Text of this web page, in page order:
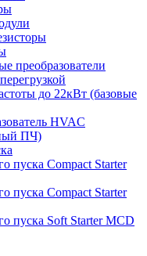
преобразователи
до 22кВт (базовые
HVAC
ПЧ)
пуска Compact Starter
пуска Compact Starter
пуска Soft Starter MCD